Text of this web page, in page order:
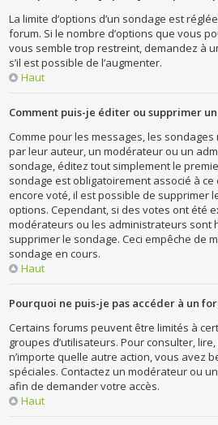
La limite d’options d’un sondage est
forum. Si le nombre d’options que vous
vous semble trop restreint, demandez à
s’il est possible de l’augmenter.
Haut
Comment puis-je éditer ou supprimer
Comme pour les messages, les
par leur auteur, un modérateur ou un
sondage, éditez tout simplement le
sondage est obligatoirement associé à ce
encore voté, il est possible de supprimer
options. Cependant, si des votes ont été
modérateurs ou les administrateurs sont
supprimer le sondage. Ceci empêche de
sondage en cours.
Haut
Pourquoi ne puis-je pas accéder à un
Certains forums peuvent être limités à
groupes d’utilisateurs. Pour consulter,
n’importe quelle autre action, vous avez
spéciales. Contactez un modérateur ou
afin de demander votre accès.
Haut